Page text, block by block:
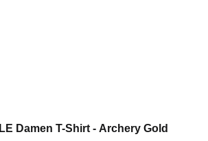
Damen T-Shirt - Archery Gold